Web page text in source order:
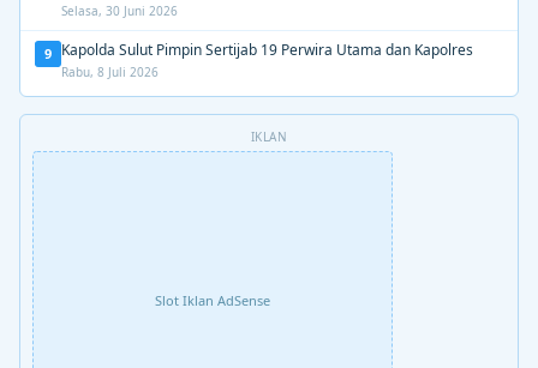
Selasa, 30 Juni 2026
9 Kapolda Sulut Pimpin Sertijab 19 Perwira Utama dan Kapolres
Rabu, 8 Juli 2026
IKLAN
Slot Iklan AdSense